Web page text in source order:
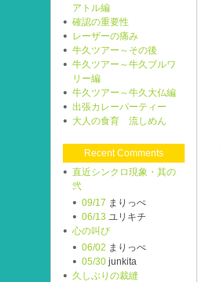
アトル編
確認の重要性
レーザーの痛み
牛久ツアー～その後
牛久ツアー～牛久ブルワ
リー編
牛久ツアー～牛久大仏編
出張カレーパーティー
大人の食育 流しめん
Recent Comments
直近シンクロ現象・其の
弐
09/17 まりっぺ
06/13 ユリキチ
心の叫び
06/02 まりっぺ
05/30 junkita
久しぶりの裁縫